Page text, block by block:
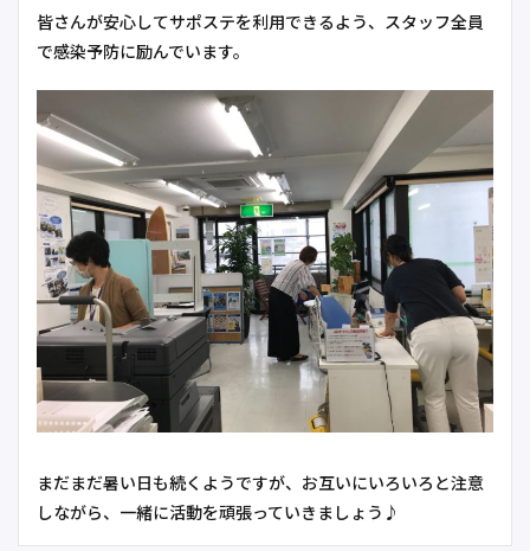
皆さんが安心してサポステを利用できるよう、スタッフ全員
で感染予防に励んでいます。
まだまだ暑い日も続くようですが、お互いにいろいろと注意
しながら、一緒に活動を頑張っていきましょう♪